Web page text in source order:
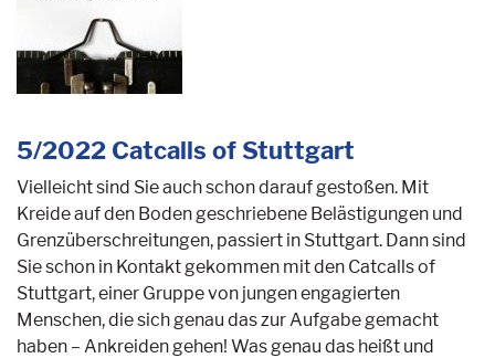
5/2022 Catcalls of Stuttgart
Vielleicht sind Sie auch schon darauf gestoßen. Mit
Kreide auf den Boden geschriebene Belästigungen und
Grenzüberschreitungen, passiert in Stuttgart. Dann sind
Sie schon in Kontakt gekommen mit den Catcalls of
Stuttgart, einer Gruppe von jungen engagierten
Menschen, die sich genau das zur Aufgabe gemacht
haben – Ankreiden gehen! Was genau das heißt und